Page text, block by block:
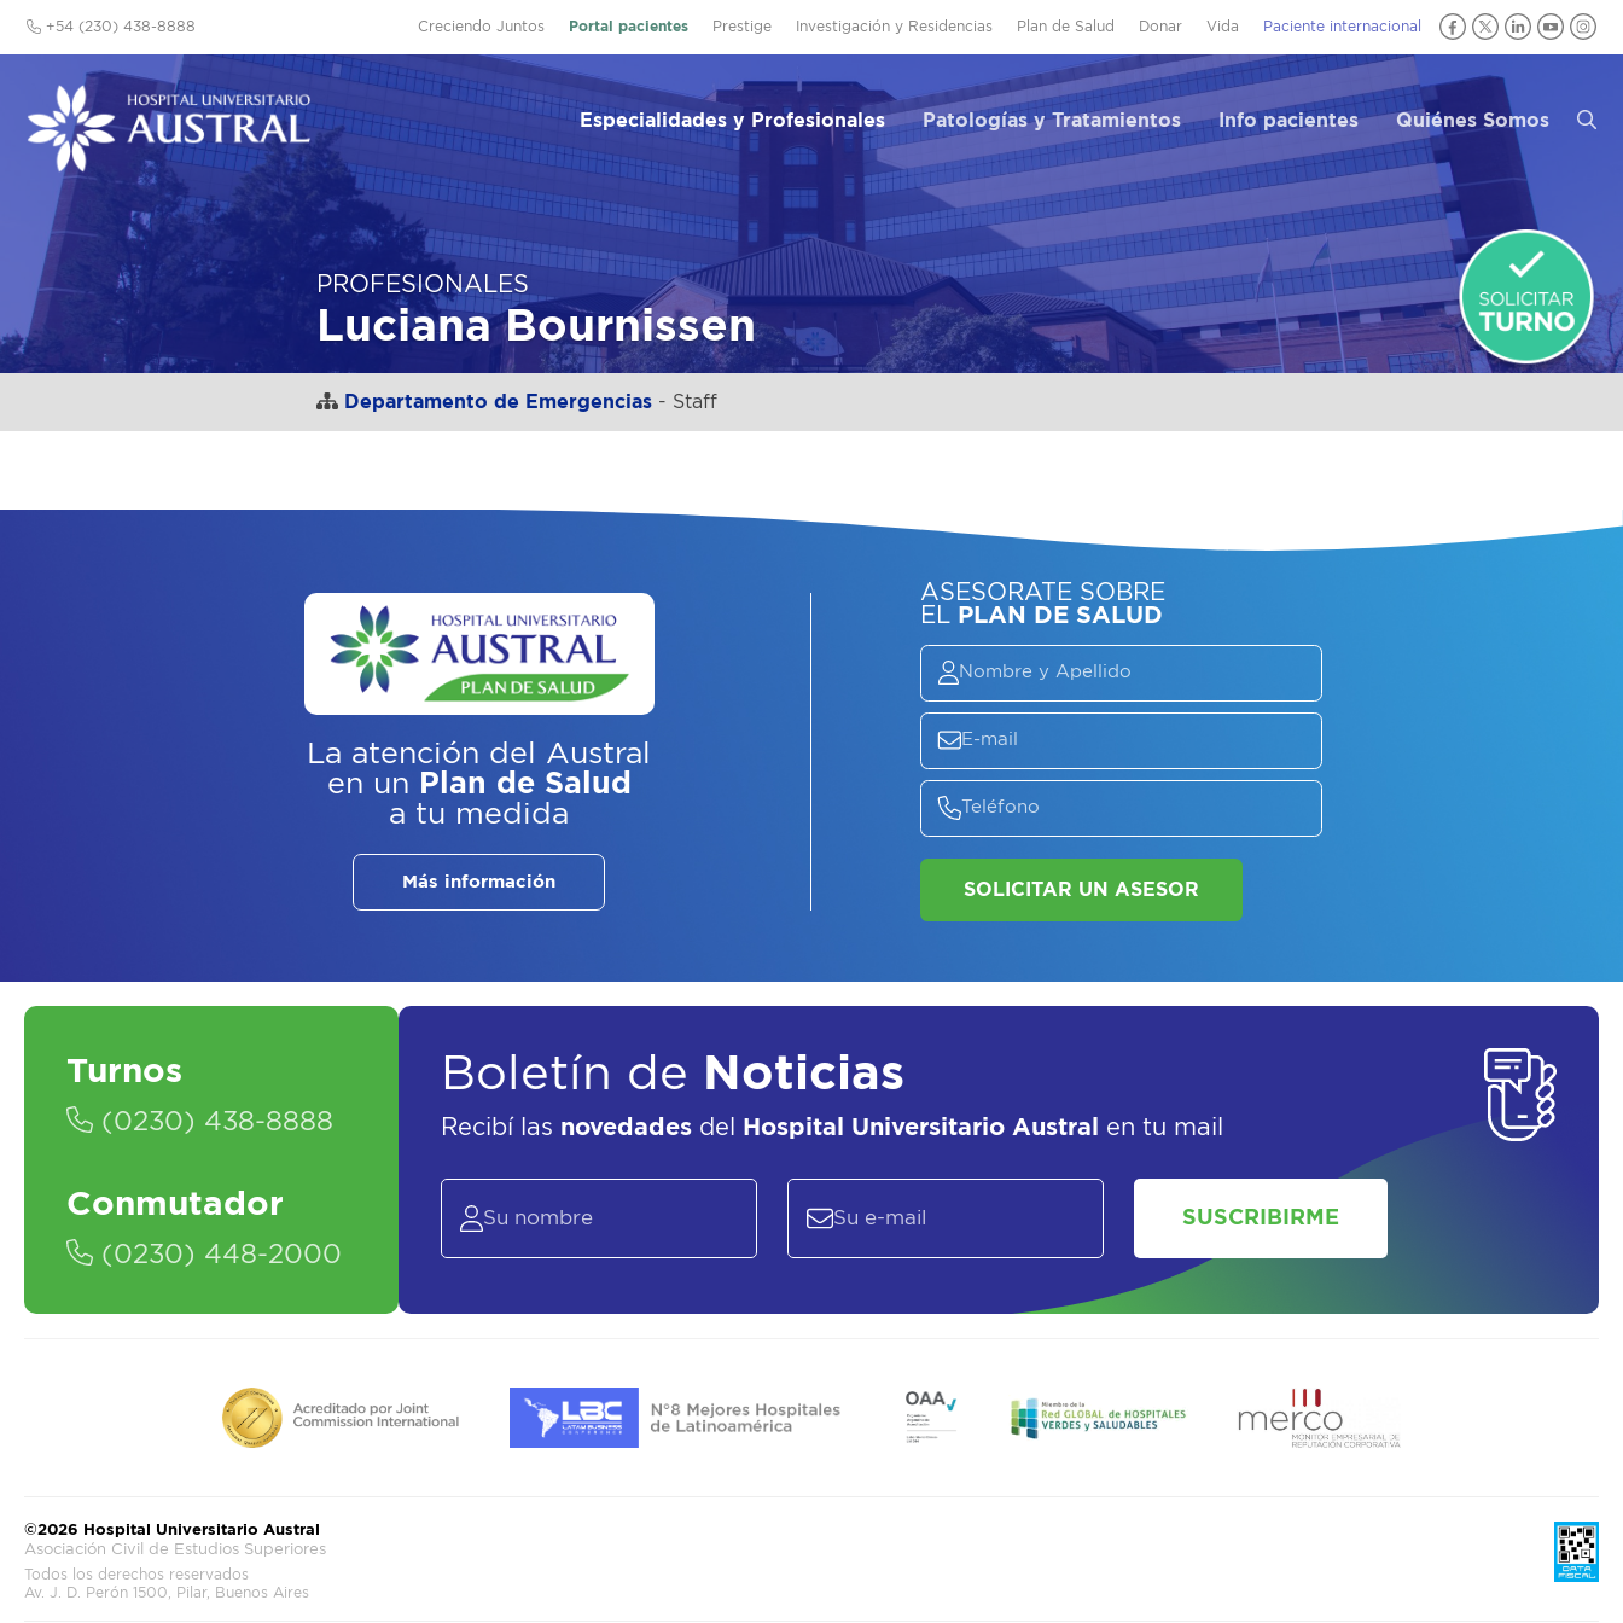
Creciendo Juntos Portal pacientes Prestige Investigación y Residencias Plan de Salud Donar Vida Paciente internacional
+54 (230) 438-8888
Especialidades y Profesionales Patologías y Tratamientos Info pacientes Quiénes Somos
PROFESIONALES
Luciana Bournissen
Departamento de Emergencias - Staff
La atención del Austral
en un Plan de Salud
a tu medida
Más información
ASESORATE SOBRE
EL PLAN DE SALUD
SOLICITAR UN ASESOR
Turnos
(0230) 438-8888
Conmutador
(0230) 448-2000
Boletín de Noticias
Recibí las novedades del Hospital Universitario Austral en tu mail
SUSCRIBIRME
©2026 Hospital Universitario Austral
Asociación Civil de Estudios Superiores
Todos los derechos reservados
Av. J. D. Perón 1500, Pilar, Buenos Aires